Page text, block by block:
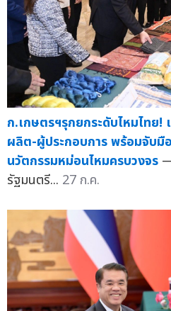
ก.เกษตรฯรุกยกระดับไหมไทย!
ผลิต-ผู้ประกอบการ พร้อมจับมื
นวัตกรรมหม่อนไหมครบวงจร
รัฐมนตรี... 27 ก.ค.